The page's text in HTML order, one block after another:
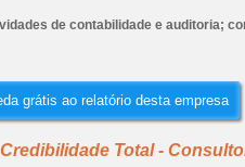
de contabilidade e auditoria;
grátis ao relatório desta empresa
Total -